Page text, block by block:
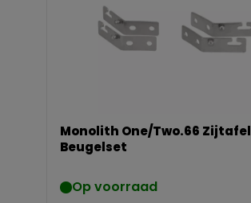
Monolith One/Two.66 Zijtafel
Beugelset
Op voorraad